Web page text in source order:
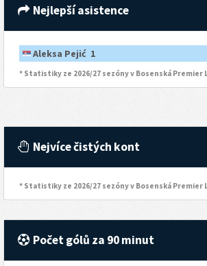
Nejlepší asistence
Aleksa Pejić 1
* Statistiky ze 2026/27 sezóny v Bosenská Premier
Nejvíce čistých kont
* Statistiky ze 2026/27 sezóny v Bosenská Premier
Počet gólů za 90 minut